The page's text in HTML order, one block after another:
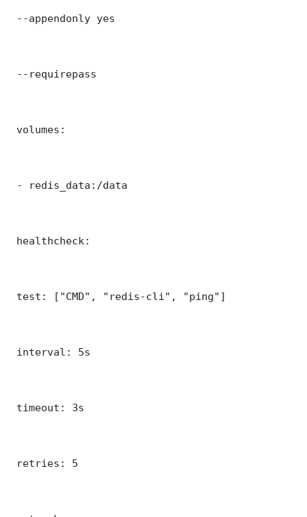
--appendonly yes
--requirepass
volumes:
- redis_data:/data
healthcheck:
test: ["CMD", "redis-cli", "ping"]
interval: 5s
timeout: 3s
retries: 5